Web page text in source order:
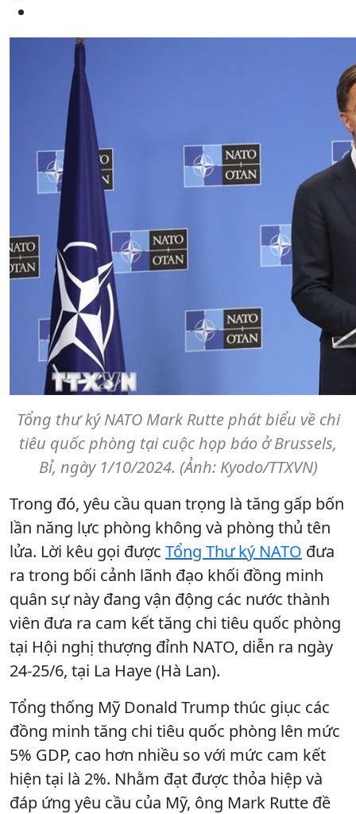
Tổng thư ký NATO Mark Rutte phát biểu về chi
tiêu quốc phòng tại cuộc họp báo ở Brussels,
Bỉ, ngày 1/10/2024. (Ảnh: Kyodo/TTXVN)
Trong đó, yêu cầu quan trọng là tăng gấp bốn
lần năng lực phòng không và phòng thủ tên
lửa. Lời kêu gọi được Tổng Thư ký NATO đưa
ra trong bối cảnh lãnh đạo khối đồng minh
quân sự này đang vận động các nước thành
viên đưa ra cam kết tăng chi tiêu quốc phòng
tại Hội nghị thượng đỉnh NATO, diễn ra ngày
24-25/6, tại La Haye (Hà Lan).
Tổng thống Mỹ Donald Trump thúc giục các
đồng minh tăng chi tiêu quốc phòng lên mức
5% GDP, cao hơn nhiều so với mức cam kết
hiện tại là 2%. Nhằm đạt được thỏa hiệp và
đáp ứng yêu cầu của Mỹ, ông Mark Rutte đề